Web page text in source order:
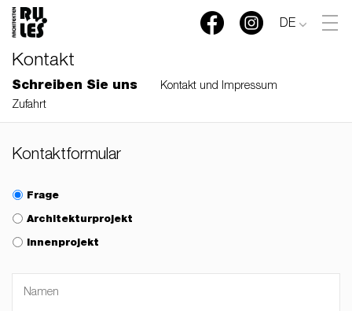
DE
Kontakt
Schreiben Sie uns
Kontakt und Impressum
Zufahrt
Kontaktformular
Frage
Architekturprojekt
Innenprojekt